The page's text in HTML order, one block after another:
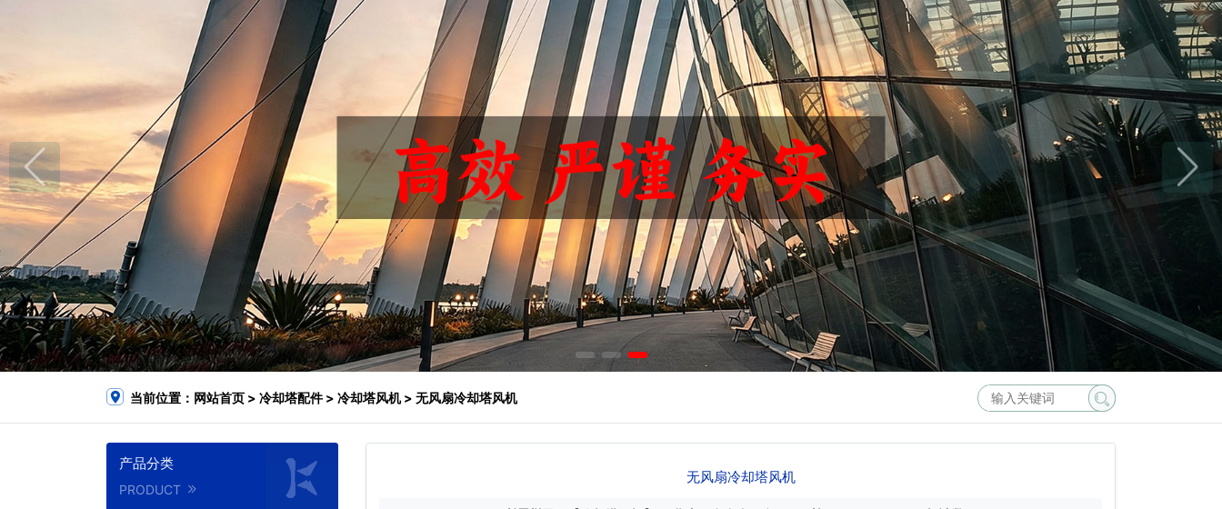
当前位置： 网站首页 > 冷却塔配件> 冷却塔风机> 无风扇冷却塔风机
产品分类
PRODUCT
无风扇冷却塔风机